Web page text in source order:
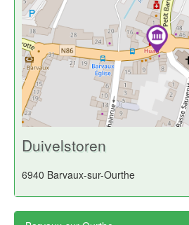
Duivelstoren
6940 Barvaux-sur-Ourthe